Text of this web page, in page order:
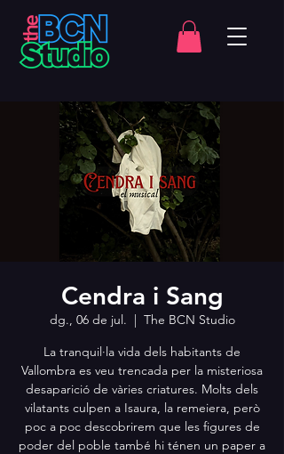
Cendra i Sang
dg., 06 de jul.
  |
The BCN Studio
La tranquil·la vida dels habitants de
Vallombra es veu trencada per la misteriosa
desaparició de vàries criatures. Molts dels
vilatants culpen a Isaura, la remeiera, però
poc a poc descobrirem que les figures de
poder del poble també hi ténen un paper a